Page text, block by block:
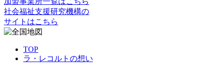
社会福祉支援研究機構の
サイトはこちら
TOP
ラ・レコルトの想い